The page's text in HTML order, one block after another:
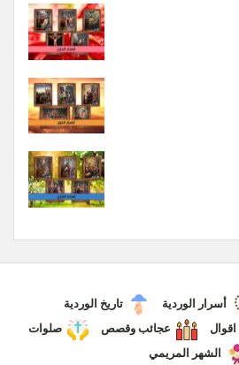
أسرار الوردية
تاريخ الوردية
اقوال عجائب وقصص
صلوات
الشهر المريمي